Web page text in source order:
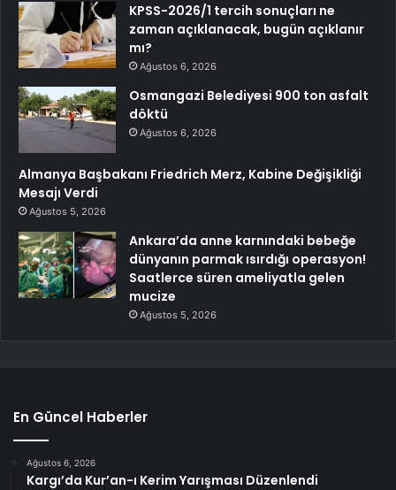
KPSS-2026/1 tercih sonuçları ne
zaman açıklanacak, bugün açıklanır
mı?
Ağustos 6, 2026
Osmangazi Belediyesi 900 ton asfalt
döktü
Ağustos 6, 2026
Almanya Başbakanı Friedrich Merz, Kabine Değişikliği
Mesajı Verdi
Ağustos 5, 2026
Ankara’da anne karnındaki bebeğe
dünyanın parmak ısırdığı operasyon!
Saatlerce süren ameliyatla gelen
mucize
Ağustos 5, 2026
En Güncel Haberler
Ağustos 6, 2026
Kargı’da Kur’an-ı Kerim Yarışması Düzenlendi